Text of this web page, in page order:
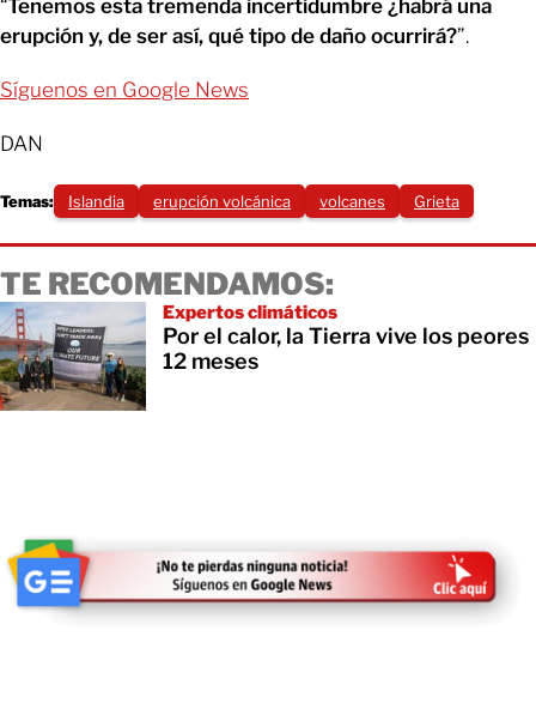
“Tenemos esta tremenda incertidumbre ¿habrá una
erupción y, de ser así, qué tipo de daño ocurrirá?”.
Síguenos en Google News
DAN
Temas: Islandia erupción volcánica volcanes Grieta
TE RECOMENDAMOS:
Expertos climáticos
Por el calor, la Tierra vive los peores
12 meses